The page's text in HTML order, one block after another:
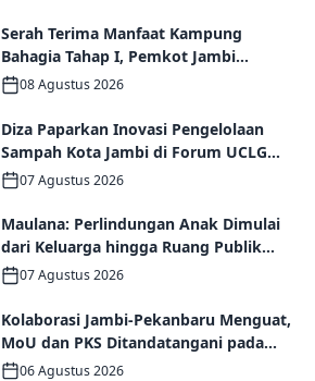
Serah Terima Manfaat Kampung
Bahagia Tahap I, Pemkot Jambi
Targetkan Potensi Pengembangan
08 Agustus 2026
Diza Paparkan Inovasi Pengelolaan
Sampah Kota Jambi di Forum UCLG
ASPAC, Dorong Kolaborasi Menuju
07 Agustus 2026
Maulana: Perlindungan Anak Dimulai
dari Keluarga hingga Ruang Publik
yang Ramah
07 Agustus 2026
Kolaborasi Jambi-Pekanbaru Menguat,
MoU dan PKS Ditandatangani pada
Gala Dinner GCMC IMT-GT ke-9 Tahun
06 Agustus 2026